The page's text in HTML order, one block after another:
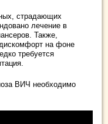
страдающих
лечение в
Также,
на фоне
требуется
ВИЧ необходимо